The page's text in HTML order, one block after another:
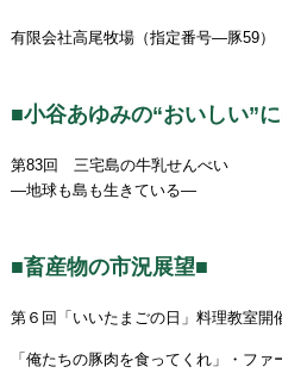
有限会社高尾牧場（指定番号―豚59
■小谷あゆみの“おいしい”
第83回 三宅島の牛乳せんべい
―地球も島も生きている―
■畜産物の市況展望■
第６回「いいたまごの日」料理教室開
「俺たちの豚肉を食ってくれ」・フ